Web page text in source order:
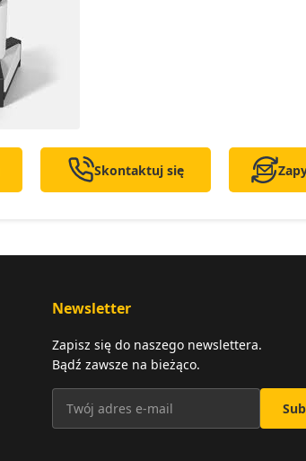
Skontaktuj się
Newsletter
Zapisz się do naszego newslettera.
Bądź zawsze na bieżąco.